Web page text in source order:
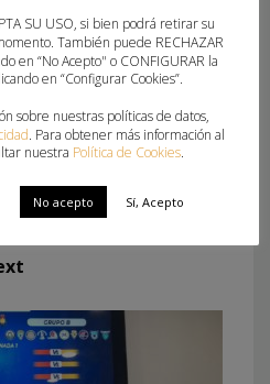
a partido único.
COPA DE SM LA REINA
SU USO, si bien podrá retirar su
También puede RECHAZAR
en “No Acepto" o CONFIGURAR la
en “Configurar Cookies”.
sobre nuestras políticas de datos,
. Para obtener más información al
nuestra Política de Cookies.
No acepto Sí, Acepto